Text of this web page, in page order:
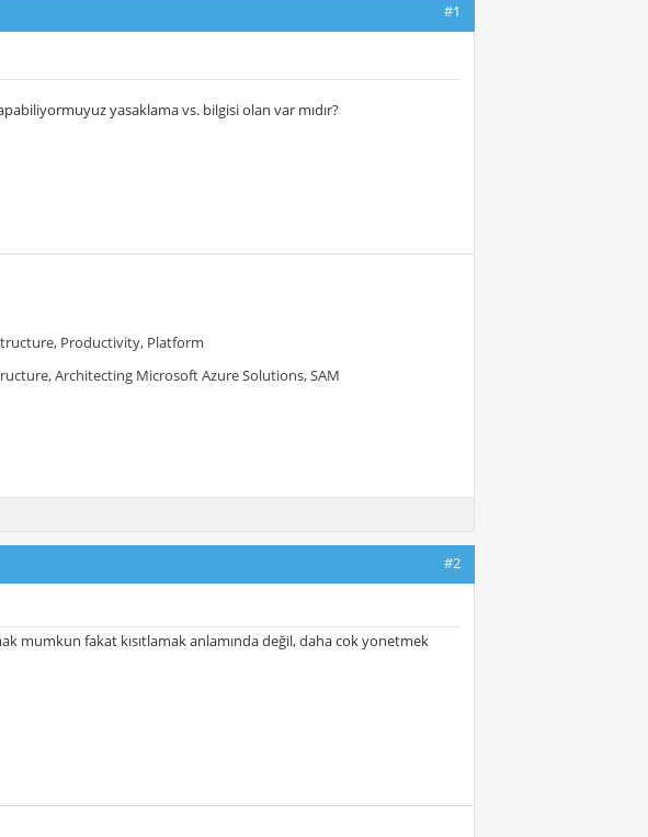
#1
yasaklama vs. bilgisi olan var mıdır?
Productivity, Platform
Architecting Microsoft Azure Solutions, SAM
#2
mumkun fakat kısıtlamak anlamında değil, daha cok yonetmek